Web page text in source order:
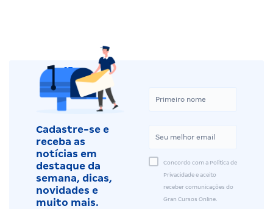
Cadastre-se e
receba as
notícias em
destaque da
semana, dicas,
novidades e
muito mais.
Concordo com a Política de
Privacidade e aceito
receber comunicações do
Gran Cursos Online.